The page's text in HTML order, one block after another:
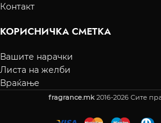
Контакт
КОРИСНИЧКА СМЕТКА
Вашите нарачки
Листа на желби
Враќање
fragrance.mk 2016-2026 Сите